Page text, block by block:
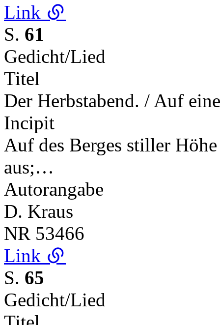
Link
S. 61
Gedicht/Lied
Titel
Der Herbstabend. / Auf
Incipit
Auf des Berges stiller
aus;…
Autorangabe
D. Kraus
NR 53466
Link
S. 65
Gedicht/Lied